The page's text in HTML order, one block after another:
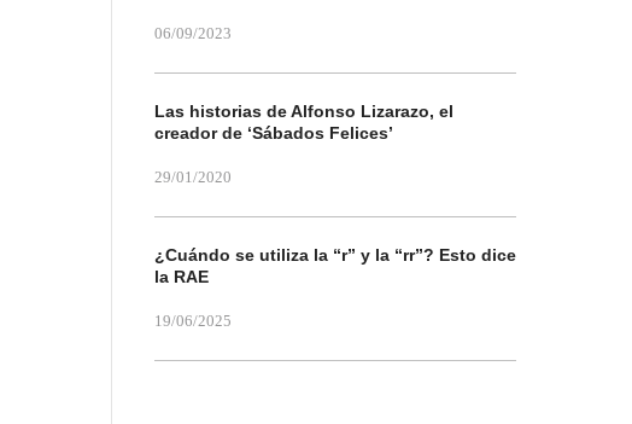
06/09/2023
Las historias de Alfonso Lizarazo, el
creador de ‘Sábados Felices’
29/01/2020
¿Cuándo se utiliza la “r” y la “rr”? Esto dice
la RAE
19/06/2025